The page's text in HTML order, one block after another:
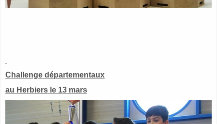
Challenge départementaux
au Herbiers le 13 mars